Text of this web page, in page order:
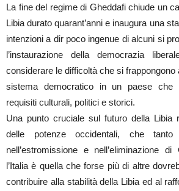
La fine del regime di Gheddafi chiude un
Libia durato quarant’anni e inaugura una
intenzioni a dir poco ingenue di alcuni si
l’instaurazione della democrazia
considerare le difficoltà che si frappongono
sistema democratico in un paese che
requisiti culturali, politici e storici.
Una punto cruciale sul futuro della Libia
delle potenze occidentali, che
nell’estromissione e nell’eliminazione
l’Italia è quella che forse più di altre
contribuire alla stabilità della Libia ed al